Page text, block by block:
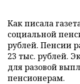
Как писала
социальной
рублей. Пенсии
23 тыс. рублей.
для разовой
пенсионерам.